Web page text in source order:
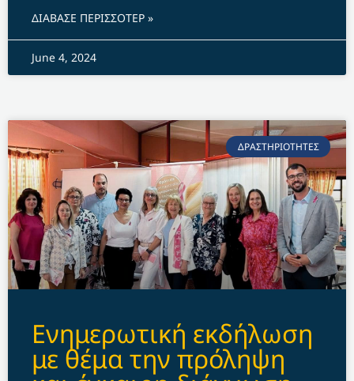
ΔΙΑΒΑΣΕ ΠΕΡΙΣΣΟΤΕΡ »
June 4, 2024
ΔΡΑΣΤΗΡΙΟΤΗΤΕΣ
Ενημερωτική εκδήλωση
με θέμα την πρόληψη